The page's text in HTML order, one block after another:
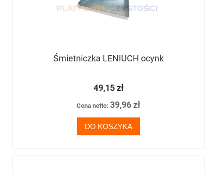
Śmietniczka LENIUCH ocynk
49,15 zł
Cena netto: 39,96 zł
DO KOSZYKA